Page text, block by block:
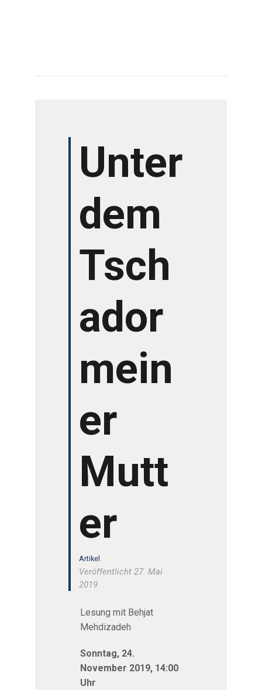
AUSSTELLER
ARCHIV
VERANSTALTUNGE
GRUSSWORTE
Unter
dem
Tsch
ador
mein
er
Mutt
er
Artikel
Veröffentlicht 27. Mai
2019
Lesung mit Behjat
Mehdizadeh
Sonntag, 24.
November 2019, 14:00
Uhr